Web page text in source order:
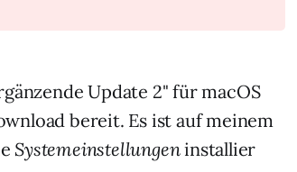
Update 2" für macOS
bereit. Es ist auf meinem
Systemeinstellungeninstallier